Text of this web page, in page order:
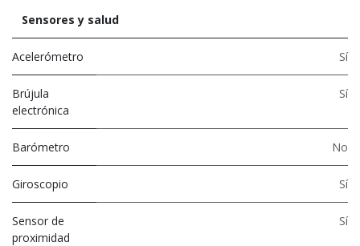
Sensores y salud
Acelerómetro Sí
Brújula
electrónica
Sí
Barómetro No
Giroscopio Sí
Sensor de
proximidad
Sí